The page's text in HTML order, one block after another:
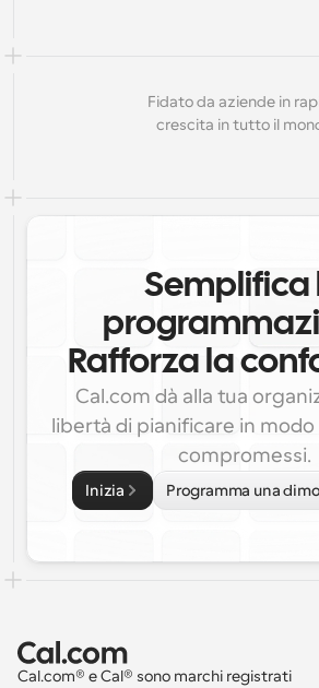
Fidato da aziende in
crescita in tutto il
Semplifica
Rafforza la
Cal.com dà alla tua
libertà di pianificare in modo
compromessi.
Inizia Programma una
Cal.com® e Cal® sono marchi registrati